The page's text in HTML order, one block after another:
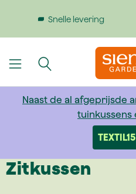
Gratis verzending bij
Naast de al afgeprijsde
tuinkussens
TEXTIL15
Zitkussen